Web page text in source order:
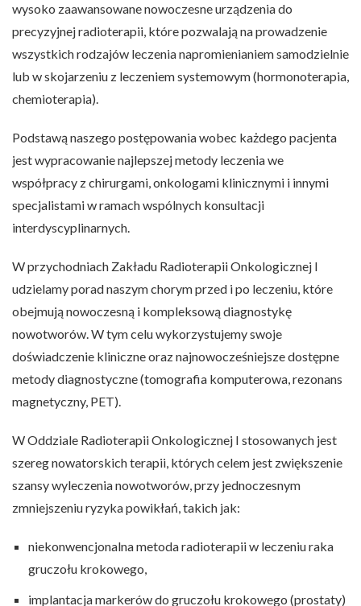
wysoko zaawansowane nowoczesne urządzenia do
precyzyjnej radioterapii, które pozwalają na prowadzenie
wszystkich rodzajów leczenia napromienianiem samodzielnie
lub w skojarzeniu z leczeniem systemowym (hormonoterapia,
chemioterapia).
Podstawą naszego postępowania wobec każdego pacjenta
jest wypracowanie najlepszej metody leczenia we
współpracy z chirurgami, onkologami klinicznymi i innymi
specjalistami w ramach wspólnych konsultacji
interdyscyplinarnych.
W przychodniach Zakładu Radioterapii Onkologicznej I
udzielamy porad naszym chorym przed i po leczeniu, które
obejmują nowoczesną i kompleksową diagnostykę
nowotworów. W tym celu wykorzystujemy swoje
doświadczenie kliniczne oraz najnowocześniejsze dostępne
metody diagnostyczne (tomografia komputerowa, rezonans
magnetyczny, PET).
W Oddziale Radioterapii Onkologicznej I stosowanych jest
szereg nowatorskich terapii, których celem jest zwiększenie
szansy wyleczenia nowotworów, przy jednoczesnym
zmniejszeniu ryzyka powikłań, takich jak:
niekonwencjonalna metoda radioterapii w leczeniu raka
gruczołu krokowego,
implantacja markerów do gruczołu krokowego (prostaty)